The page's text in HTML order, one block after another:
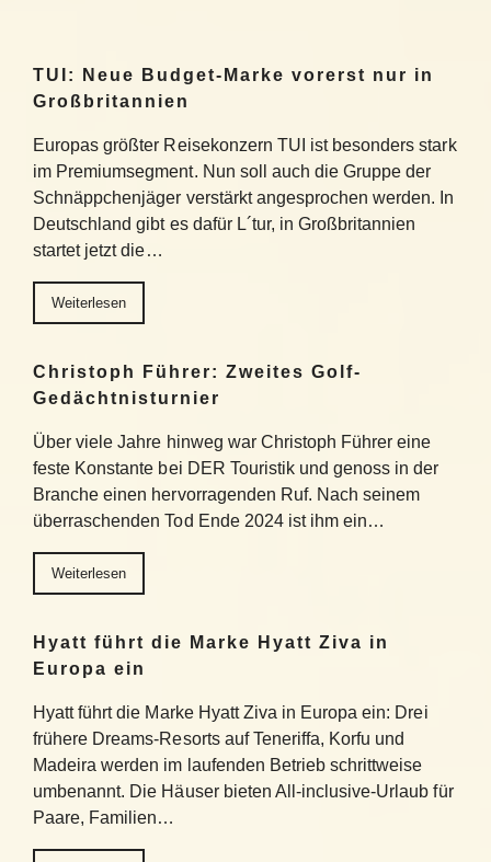
TUI: Neue Budget-Marke vorerst nur in
Großbritannien
Europas größter Reisekonzern TUI ist besonders stark
im Premiumsegment. Nun soll auch die Gruppe der
Schnäppchenjäger verstärkt angesprochen werden. In
Deutschland gibt es dafür L´tur, in Großbritannien
startet jetzt die…
Weiterlesen
Christoph Führer: Zweites Golf-
Gedächtnisturnier
Über viele Jahre hinweg war Christoph Führer eine
feste Konstante bei DER Touristik und genoss in der
Branche einen hervorragenden Ruf. Nach seinem
überraschenden Tod Ende 2024 ist ihm ein…
Weiterlesen
Hyatt führt die Marke Hyatt Ziva in
Europa ein
Hyatt führt die Marke Hyatt Ziva in Europa ein: Drei
frühere Dreams-Resorts auf Teneriffa, Korfu und
Madeira werden im laufenden Betrieb schrittweise
umbenannt. Die Häuser bieten All-inclusive-Urlaub für
Paare, Familien…